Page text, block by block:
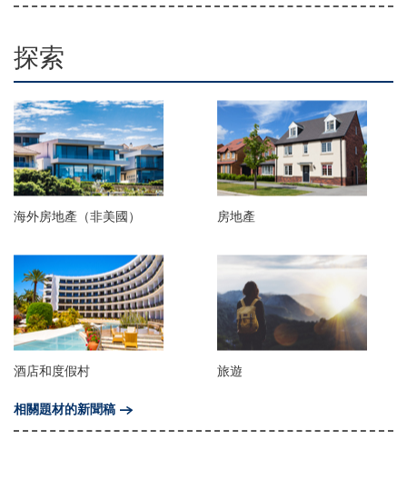
探索
海外房地產（非美國） 房地產
酒店和度假村
旅遊
相關題材的新聞稿